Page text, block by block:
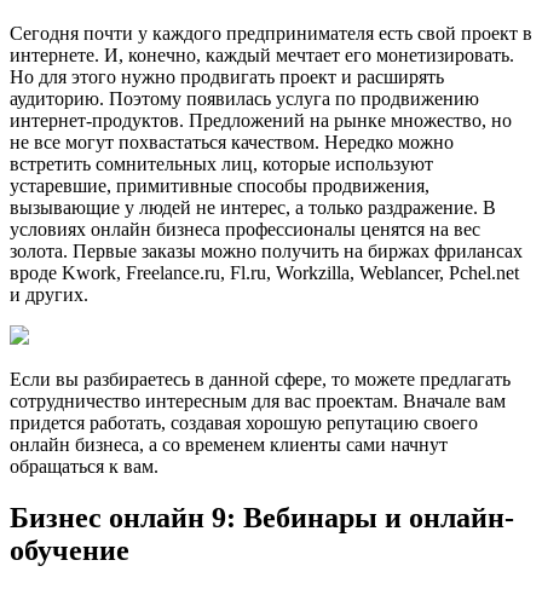
Сегодня почти у каждого предпринимателя есть свой проект в
интернете. И, конечно, каждый мечтает его монетизировать.
Но для этого нужно продвигать проект и расширять
аудиторию. Поэтому появилась услуга по продвижению
интернет-продуктов. Предложений на рынке множество, но
не все могут похвастаться качеством. Нередко можно
встретить сомнительных лиц, которые используют
устаревшие, примитивные способы продвижения,
вызывающие у людей не интерес, а только раздражение. В
условиях онлайн бизнеса профессионалы ценятся на вес
золота. Первые заказы можно получить на биржах фрилансах
вроде Kwork, Freelance.ru, Fl.ru, Workzilla, Weblancer, Pchel.net
и других.
Если вы разбираетесь в данной сфере, то можете предлагать
сотрудничество интересным для вас проектам. Вначале вам
придется работать, создавая хорошую репутацию своего
онлайн бизнеса, а со временем клиенты сами начнут
обращаться к вам.
Бизнес онлайн 9: Вебинары и онлайн-
обучение